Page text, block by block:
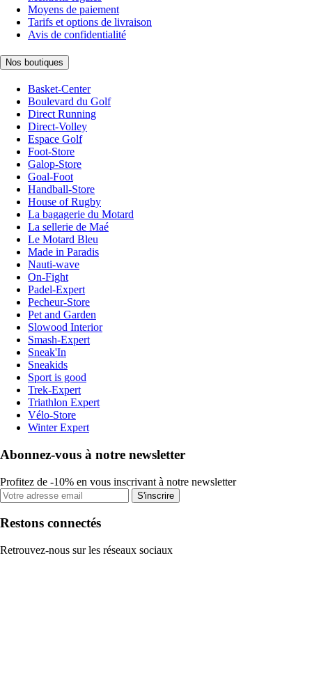
Moyens de paiement
Tarifs et options de livraison
Avis de confidentialité
Nos boutiques
Basket-Center
Boulevard du Golf
Direct Running
Direct-Volley
Espace Golf
Foot-Store
Galop-Store
Goal-Foot
Handball-Store
House of Rugby
La bagagerie du Motard
La sellerie de Maé
Le Motard Bleu
Made in Paradis
Nauti-wave
On-Fight
Padel-Expert
Pecheur-Store
Pet and Garden
Slowood Interior
Smash-Expert
Sneak'In
Sneakids
Sport is good
Trek-Expert
Triathlon Expert
Vélo-Store
Winter Expert
Abonnez-vous à notre newsletter
Profitez de -10% en vous inscrivant à notre newsletter
S'inscrire
Restons connectés
Retrouvez-nous sur les réseaux sociaux